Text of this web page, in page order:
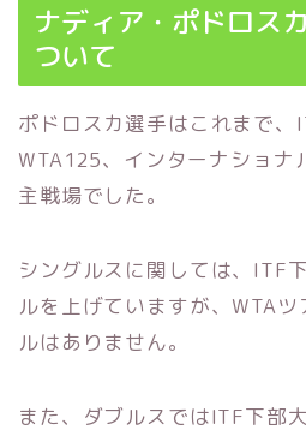
ナディア・ポドロス
ついて
ポドロスカ選手はこれまで、
WTA125、インターナショナ
主戦場でした。
シングルスに関しては、ITF
ルを上げていますが、WTA
ルはありません。
また、ダブルスではITF下部